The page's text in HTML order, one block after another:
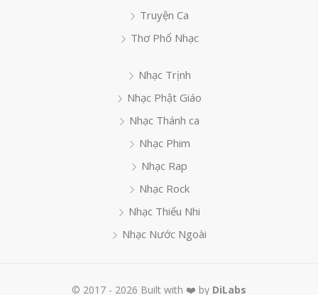
Truyện Ca
Thơ Phổ Nhạc
Nhạc Trịnh
Nhạc Phật Giáo
Nhạc Thánh ca
Nhạc Phim
Nhạc Rap
Nhạc Rock
Nhạc Thiếu Nhi
Nhạc Nước Ngoài
© 2017 - 2026 Built with ❤️ by DiLabs